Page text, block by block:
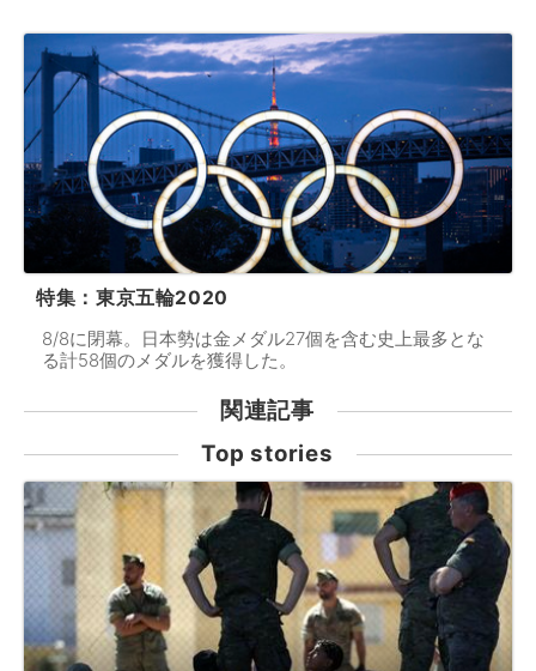
特集：東京五輪2020
8/8に閉幕。日本勢は金メダル27個を含む史上最多とな
る計58個のメダルを獲得した。
関連記事
Top stories